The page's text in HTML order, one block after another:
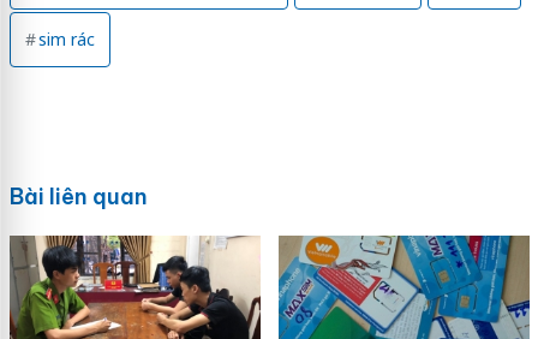
sim rác
Bài liên quan